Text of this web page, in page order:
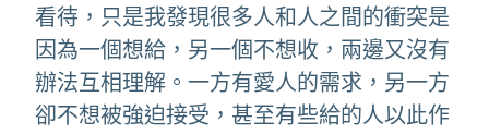
看待，只是我發現很多人和人之間的衝突是
因為一個想給，另一個不想收，兩邊又沒有
辦法互相理解。一方有愛人的需求，另一方
卻不想被強迫接受，甚至有些給的人以此作